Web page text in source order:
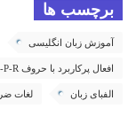
برچسب ها
آموزش زبان انگلیسی
افعال پرکاربرد با حروف M-P-R
الفبای زبان لغات